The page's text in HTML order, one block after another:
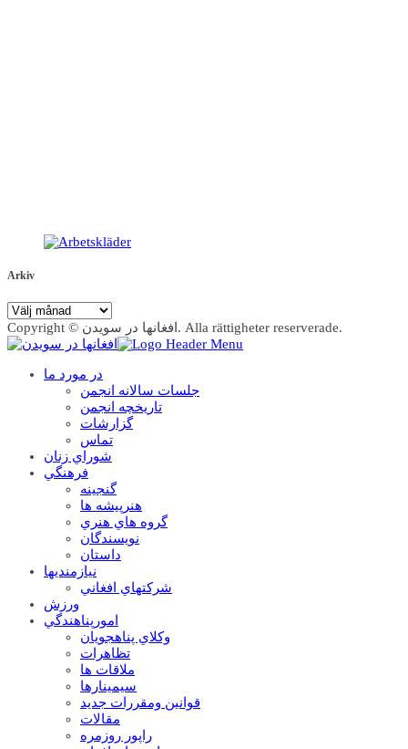
Arkiv
Arkiv
Copyright © افغانها در سویدن. Alla rättigheter reserverade.
در مورد ما
جلسات سالانه انجمن
تاریخچه انجمن
گزارشات
تماس
شوراي زنان
فرهنگي
گنجينه
هنرپيشه ها
گروه هاي هنري
نويسندگان
داستان
نيازمنديها
شرکتهاي افغاني
ورزش
امورپناهندگي
وکلاي پناهجويان
تظاهرات
ملاقات ها
سيمينارها
قوانين ومقررات جديد
مقالات
راپور روزمره